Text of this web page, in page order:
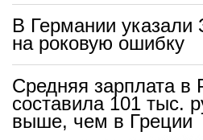
В Германии указали
на роковую ошибку
Средняя зарплата в
составила 101 тыс.
выше, чем в Греции